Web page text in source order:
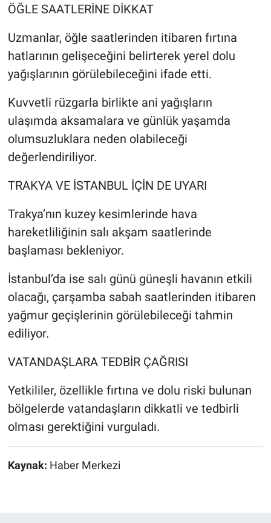
ÖĞLE SAATLERİNE DİKKAT
Uzmanlar, öğle saatlerinden itibaren fırtına
hatlarının gelişeceğini belirterek yerel dolu
yağışlarının görülebileceğini ifade etti.
Kuvvetli rüzgarla birlikte ani yağışların
ulaşımda aksamalara ve günlük yaşamda
olumsuzluklara neden olabileceği
değerlendiriliyor.
TRAKYA VE İSTANBUL İÇİN DE UYARI
Trakya’nın kuzey kesimlerinde hava
hareketliliğinin salı akşam saatlerinde
başlaması bekleniyor.
İstanbul’da ise salı günü güneşli havanın etkili
olacağı, çarşamba sabah saatlerinden itibaren
yağmur geçişlerinin görülebileceği tahmin
ediliyor.
VATANDAŞLARA TEDBİR ÇAĞRISI
Yetkililer, özellikle fırtına ve dolu riski bulunan
bölgelerde vatandaşların dikkatli ve tedbirli
olması gerektiğini vurguladı.
Kaynak: Haber Merkezi